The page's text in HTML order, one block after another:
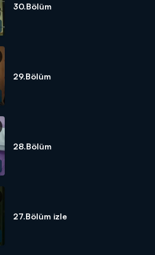
30.Bölüm
29.Bölüm
28.Bölüm
27.Bölüm izle